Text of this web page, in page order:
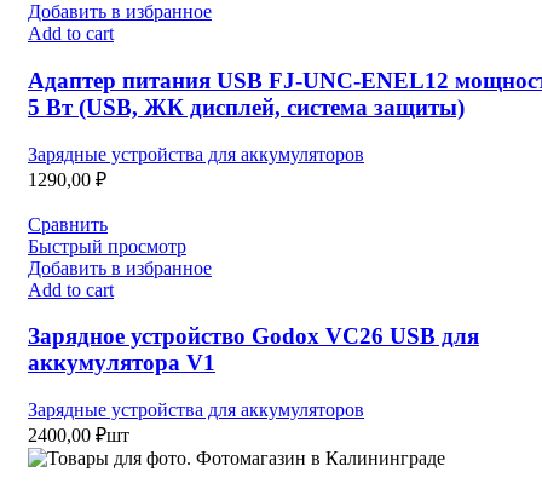
Добавить в избранное
Add to cart
Адаптер питания USB FJ-UNC-ENEL12
5 Вт (USB, ЖК дисплей, система защиты)
Зарядные устройства для аккумуляторов
1290,00 ₽
Сравнить
Быстрый просмотр
Добавить в избранное
Add to cart
Зарядное устройство Godox VC26 USB для
аккумулятора V1
Зарядные устройства для аккумуляторов
2400,00 ₽шт